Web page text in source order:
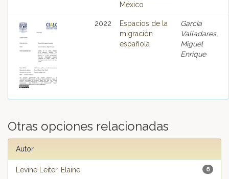
México
2022
Espacios de la
migración
española
García
Valladares,
Miguel
Enrique
Otras opciones relacionadas
Autor
6
Levine Leiter, Elaine